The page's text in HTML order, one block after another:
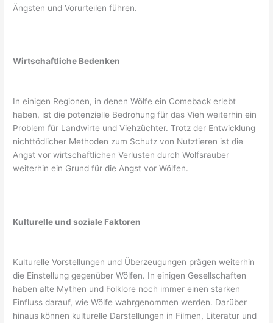
Ängsten und Vorurteilen führen.
Wirtschaftliche Bedenken
In einigen Regionen, in denen Wölfe ein Comeback erlebt
haben, ist die potenzielle Bedrohung für das Vieh weiterhin ein
Problem für Landwirte und Viehzüchter. Trotz der Entwicklung
nichttödlicher Methoden zum Schutz von Nutztieren ist die
Angst vor wirtschaftlichen Verlusten durch Wolfsräuber
weiterhin ein Grund für die Angst vor Wölfen.
Kulturelle und soziale Faktoren
Kulturelle Vorstellungen und Überzeugungen prägen weiterhin
die Einstellung gegenüber Wölfen. In einigen Gesellschaften
haben alte Mythen und Folklore noch immer einen starken
Einfluss darauf, wie Wölfe wahrgenommen werden. Darüber
hinaus können kulturelle Darstellungen in Filmen, Literatur und